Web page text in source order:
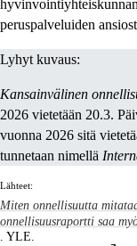
peruspalveluiden
Lyhyt kuvaus:
Kansainvälinen
2026 vietetään 20.3.
vuonna 2026 sitä
tunnetaan nimellä
Lähteet:
Miten onnellisuutta
onnellisuusraportti saa
. YLE.